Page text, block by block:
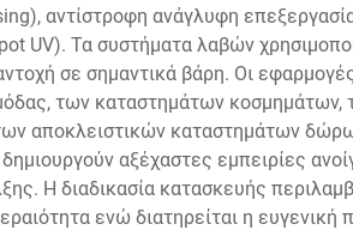
αντίστροφη ανάγλυφη
UV). Τα συστήματα λαβών
σε σημαντικά βάρη. Οι
των καταστημάτων
αποκλειστικών καταστημάτων
αξέχαστες εμπειρίες
Η διαδικασία κατασκευής
ενώ διατηρείται η